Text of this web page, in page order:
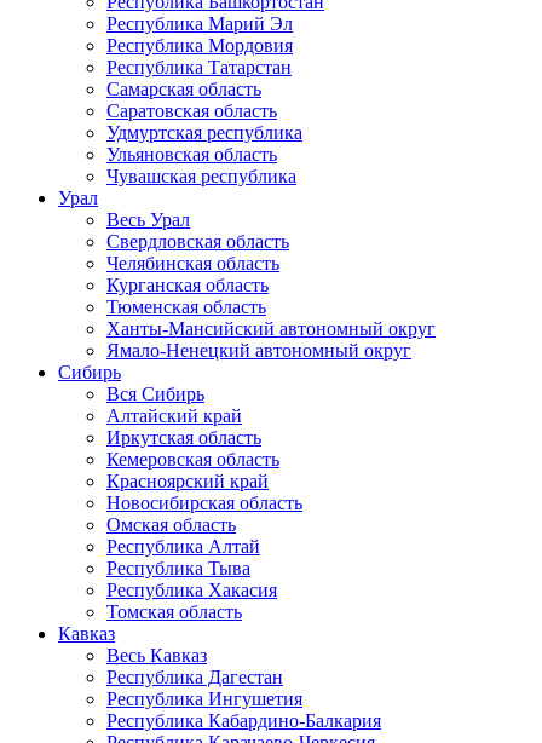
Республика Марий Эл
Республика Мордовия
Республика Татарстан
Самарская область
Саратовская область
Удмуртская республика
Ульяновская область
Чувашская республика
Урал
Весь Урал
Свердловская область
Челябинская область
Курганская область
Тюменская область
Ханты-Мансийский автономный округ
Ямало-Ненецкий автономный округ
Сибирь
Вся Сибирь
Алтайский край
Иркутская область
Кемеровская область
Красноярский край
Новосибирская область
Омская область
Республика Алтай
Республика Тыва
Республика Хакасия
Томская область
Кавказ
Весь Кавказ
Республика Дагестан
Республика Ингушетия
Республика Кабардино-Балкария